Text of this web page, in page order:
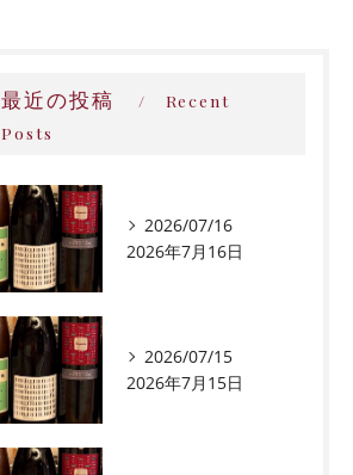
最近の投稿
Recent
Posts
2026/07/16
2026年7月16日
2026/07/15
2026年7月15日